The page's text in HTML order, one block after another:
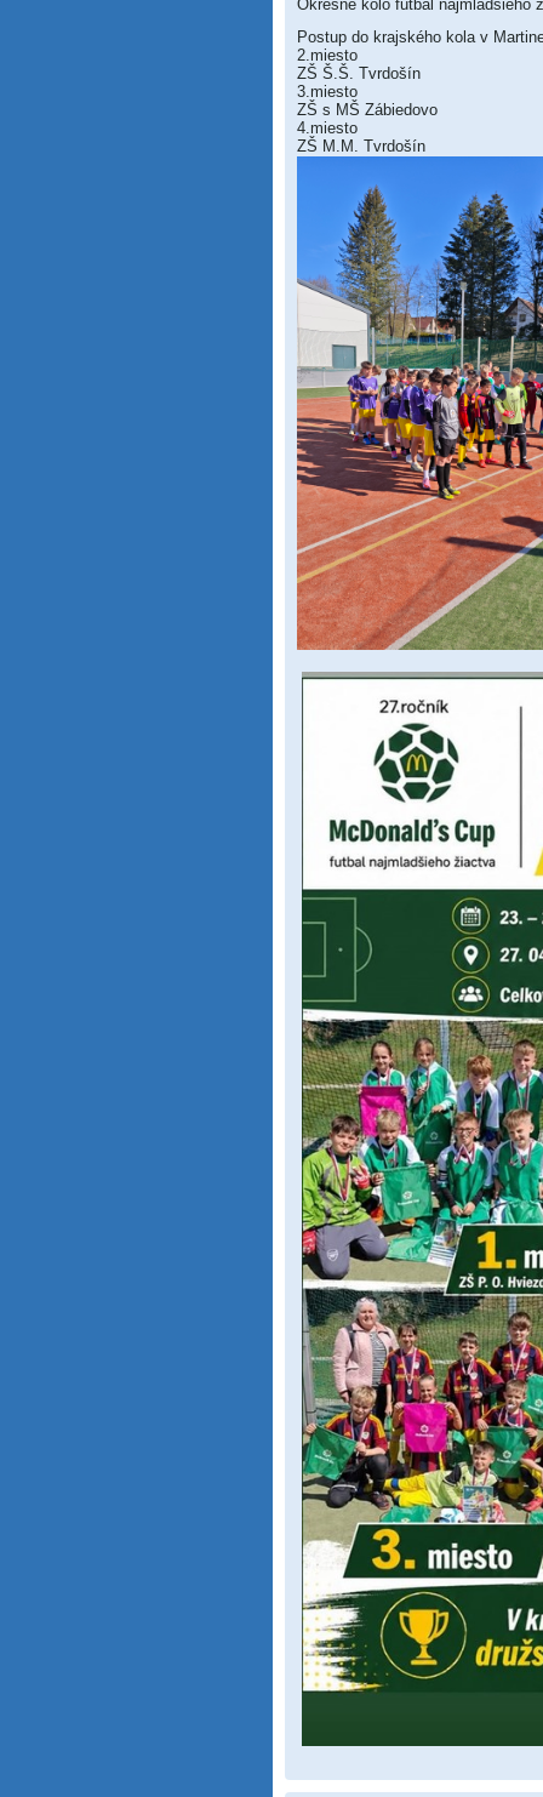
Okresné kolo futbal najmladšieho
Postup do krajského kola v
2.miesto
ZŠ Š.Š. Tvrdošín
3.miesto
ZŠ s MŠ Zábiedovo
4.miesto
ZŠ M.M. Tvrdošín